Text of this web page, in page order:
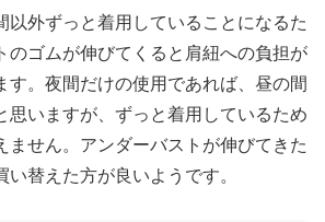
以外ずっと着用していることになるた
のゴムが伸びてくると肩紐への負担が
す。夜間だけの使用であれば、昼の間
思いますが、ずっと着用しているため
ません。アンダーバストが伸びてきた
い替えた方が良いようです。